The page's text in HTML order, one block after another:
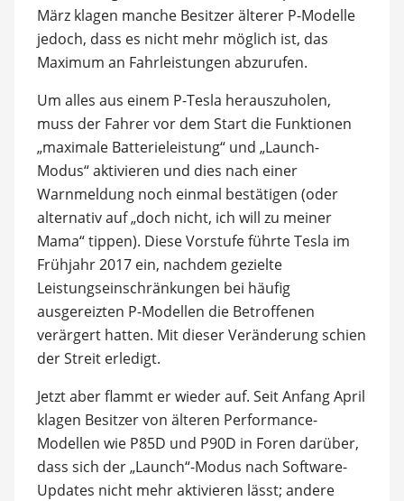
März klagen manche Besitzer älterer P-Modelle
jedoch, dass es nicht mehr möglich ist, das
Maximum an Fahrleistungen abzurufen.
Um alles aus einem P-Tesla herauszuholen,
muss der Fahrer vor dem Start die Funktionen
„maximale Batterieleistung“ und „Launch-
Modus“ aktivieren und dies nach einer
Warnmeldung noch einmal bestätigen (oder
alternativ auf „doch nicht, ich will zu meiner
Mama“ tippen). Diese Vorstufe führte Tesla im
Frühjahr 2017 ein, nachdem gezielte
Leistungseinschränkungen bei häufig
ausgereizten P-Modellen die Betroffenen
verärgert hatten. Mit dieser Veränderung schien
der Streit erledigt.
Jetzt aber flammt er wieder auf. Seit Anfang April
klagen Besitzer von älteren Performance-
Modellen wie P85D und P90D in Foren darüber,
dass sich der „Launch“-Modus nach Software-
Updates nicht mehr aktivieren lässt; andere